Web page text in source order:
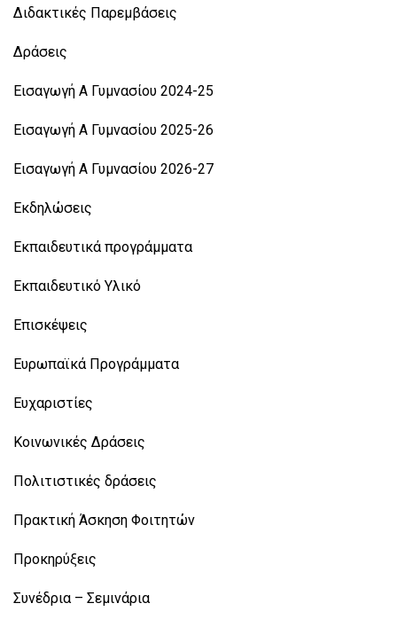
Διδακτικές Παρεμβάσεις
Δράσεις
Εισαγωγή Α Γυμνασίου 2024-25
Εισαγωγή Α Γυμνασίου 2025-26
Εισαγωγή Α Γυμνασίου 2026-27
Εκδηλώσεις
Εκπαιδευτικά προγράμματα
Εκπαιδευτικό Υλικό
Επισκέψεις
Ευρωπαϊκά Προγράμματα
Ευχαριστίες
Κοινωνικές Δράσεις
Πολιτιστικές δράσεις
Πρακτική Άσκηση Φοιτητών
Προκηρύξεις
Συνέδρια – Σεμινάρια